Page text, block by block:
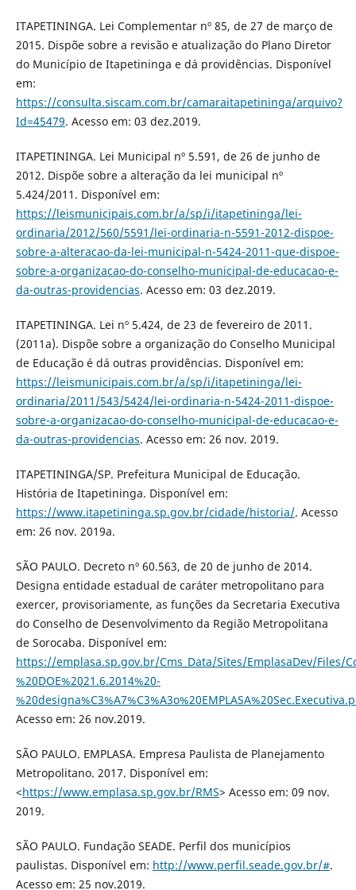
ITAPETININGA. Lei Complementar nº 85, de 27 de março de
2015. Dispõe sobre a revisão e atualização do Plano Diretor
do Município de Itapetininga e dá providências. Disponível
em:
https://consulta.siscam.com.br/camaraitapetininga/arquivo?
Id=45479. Acesso em: 03 dez.2019.
ITAPETININGA. Lei Municipal nº 5.591, de 26 de junho de
2012. Dispõe sobre a alteração da lei municipal nº
5.424/2011. Disponível em:
https://leismunicipais.com.br/a/sp/i/itapetininga/lei-
ordinaria/2012/560/5591/lei-ordinaria-n-5591-2012-dispoe-
sobre-a-alteracao-da-lei-municipal-n-5424-2011-que-dispoe-
sobre-a-organizacao-do-conselho-municipal-de-educacao-e-
da-outras-providencias. Acesso em: 03 dez.2019.
ITAPETININGA. Lei nº 5.424, de 23 de fevereiro de 2011.
(2011a). Dispõe sobre a organização do Conselho Municipal
de Educação é dá outras providências. Disponível em:
https://leismunicipais.com.br/a/sp/i/itapetininga/lei-
ordinaria/2011/543/5424/lei-ordinaria-n-5424-2011-dispoe-
sobre-a-organizacao-do-conselho-municipal-de-educacao-e-
da-outras-providencias. Acesso em: 26 nov. 2019.
ITAPETININGA/SP. Prefeitura Municipal de Educação.
História de Itapetininga. Disponível em:
https://www.itapetininga.sp.gov.br/cidade/historia/. Acesso
em: 26 nov. 2019a.
SÃO PAULO. Decreto nº 60.563, de 20 de junho de 2014.
Designa entidade estadual de caráter metropolitano para
exercer, provisoriamente, as funções da Secretaria Executiva
do Conselho de Desenvolvimento da Região Metropolitana
de Sorocaba. Disponível em:
https://emplasa.sp.gov.br/Cms_Data/Sites/EmplasaDev/Files/
%20DOE%2021.6.2014%20-
Acesso em: 26 nov.2019.
SÃO PAULO. EMPLASA. Empresa Paulista de Planejamento
Metropolitano. 2017. Disponível em:
<https://www.emplasa.sp.gov.br/RMS> Acesso em: 09 nov.
2019.
SÃO PAULO. Fundação SEADE. Perfil dos municípios
paulistas. Disponível em: http://www.perfil.seade.gov.br/#.
Acesso em: 25 nov.2019.